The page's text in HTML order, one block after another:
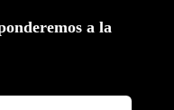
a la